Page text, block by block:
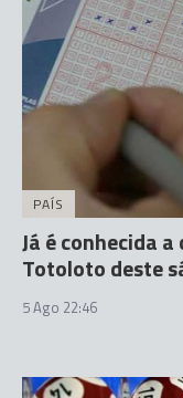
PAÍS
Já é conhecida
Totoloto deste
5 Ago 22:46